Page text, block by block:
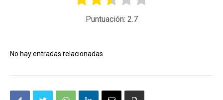
Puntuación: 2.7
No hay entradas relacionadas